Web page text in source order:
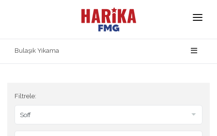
Anasayfa
Ürün Güvenliği
İletişim
Bulaşık Yıkama
Filtrele: